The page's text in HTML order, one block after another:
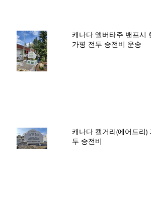
캐나다 앨버타주 밴프시 한국
가평 전투 승전비 운송
캐나다 캘거리(에어드리) 가평전
투 승전비